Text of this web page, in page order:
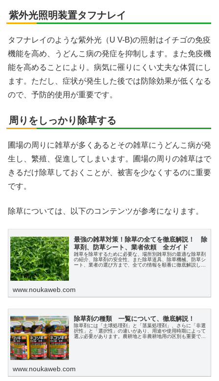
紫外光照明装置タフナレイ
タフナレイのような紫外光（U V-B)の照射はイチゴの免疫
機能を高め、うどんこ病の発症を抑制します。また免疫機
能を高めることにより。病気に罹りにくい丈夫な体質にし
ます。ただし、症状が発生した後では防除効果が低くなる
ので、予防的使用が重要です。
周りをしっかり除草する
圃場の周りに雑草が多くあるとその雑草にうどんこ病が発
生し、繁殖、促進してしまいます。圃場の周りの雑草はで
きるだけ除草しておくことが、被害を少なくするのに重要
です。
除草については、以下のコンテンツが参考になります。
最強の雑草対策！除草の全てを徹底解説！ 除
草剤、防草シート、業者依頼 全ガイド
雑草を除草するために必要な、場所別雑草別の最適な除草剤
の紹介、除草剤の安全性、また除草道具、除草機械、防草シ
ート、業者の選び方まで、全ての情報を順番に徹底解説しま
www.noukaweb.com
除草剤の種類 一覧について、徹底解説！
除草剤には「土壌処理剤」と「茎葉処理剤」、さらに「非選
択性」と「選択性」の違いがあり、用途や使用時期によって
選ぶ必要があります。農耕地と非農耕地用の区別も重要で
www.noukaweb.com